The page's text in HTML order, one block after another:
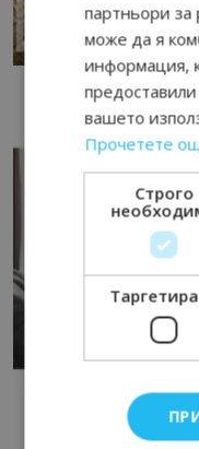
партньори за
може да я
информация,
вашето
Прочетете
Строго